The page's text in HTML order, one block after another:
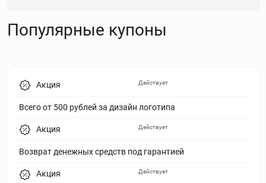
Популярные купоны
Акция
Всего от 500 рублей за дизайн логотипа
Действует
Акция
Возврат денежных средств под гарантией
Действует
Акция Действует